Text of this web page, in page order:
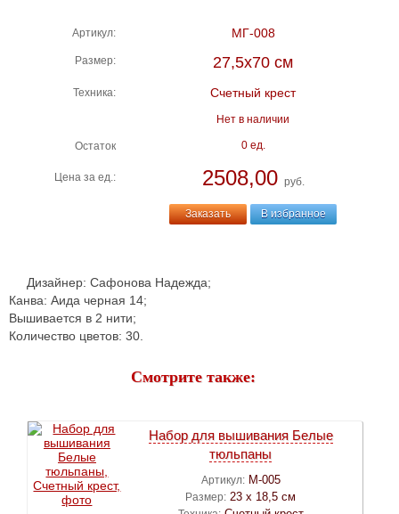
Артикул: МГ-008
Размер: 27,5х70 см
Техника: Счетный крест
Нет в наличии
Остаток 0 ед.
Цена за ед.: 2508,00 руб.
Заказать В избранное
Дизайнер: Сафонова Надежда;
Канва: Аида черная 14;
Вышивается в 2 нити;
Количество цветов: 30.
Смотрите также:
Набор для вышивания Белые
тюльпаны
Артикул: М-005
Размер: 23 х 18,5 см